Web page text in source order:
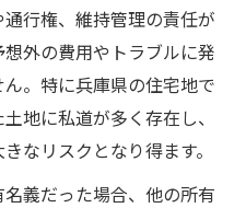
行権、維持管理の責任が
外の費用やトラブルに発
。特に兵庫県の住宅地で
地に私道が多く存在し、
なリスクとなり得ます。
義だった場合、他の所有